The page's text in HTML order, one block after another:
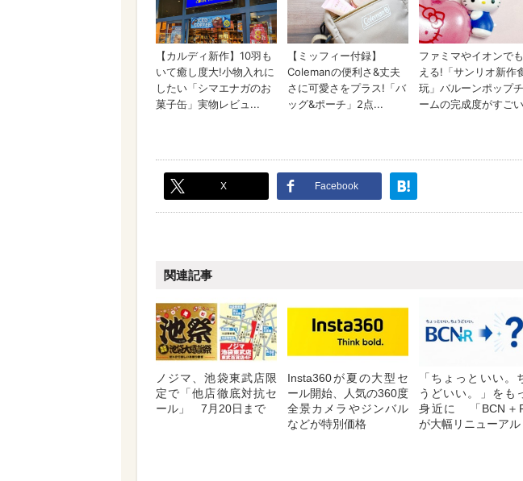
X Facebook
関連記事
ノジマ、池袋東武店限
定で「他店徹底対抗セ
ール」 7月20日まで
Insta360が夏の大型セ
ール開始、人気の360度
全景カメラやジンバル
などが特別価格
「ちょっといい。
うどいい。」をも
身近に 「BCN＋
が大幅リニューアル